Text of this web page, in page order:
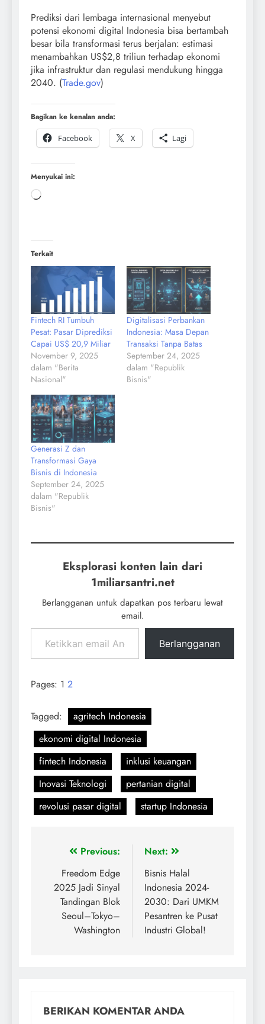
Prediksi dari lembaga internasional menyebut
potensi ekonomi digital Indonesia bisa bertambah
besar bila transformasi terus berjalan: estimasi
menambahkan US$2,8 triliun terhadap ekonomi
jika infrastruktur dan regulasi mendukung hingga
2040. (Trade.gov)
Bagikan ke kenalan anda:
Facebook
X Lagi
Menyukai ini:
Terkait
Fintech RI Tumbuh
Pesat: Pasar Diprediksi
Capai US$ 20,9 Miliar
November 9, 2025
dalam "Berita
Nasional"
Digitalisasi Perbankan
Indonesia: Masa Depan
Transaksi Tanpa Batas
September 24, 2025
dalam "Republik
Bisnis"
Generasi Z dan
Transformasi Gaya
Bisnis di Indonesia
September 24, 2025
dalam "Republik
Bisnis"
Eksplorasi konten lain dari
1miliarsantri.net
Berlangganan untuk dapatkan pos terbaru lewat
email.
Berlangganan
Pages: 1 2
Tagged:
agritech Indonesia
ekonomi digital Indonesia
fintech Indonesia
inklusi keuangan
Inovasi Teknologi
pertanian digital
revolusi pasar digital
startup Indonesia
Previous:
Freedom Edge
2025 Jadi Sinyal
Tandingan Blok
Seoul–Tokyo–
Washington
Next:
Bisnis Halal
Indonesia 2024-
2030: Dari UMKM
Pesantren ke Pusat
Industri Global!
BERIKAN KOMENTAR ANDA